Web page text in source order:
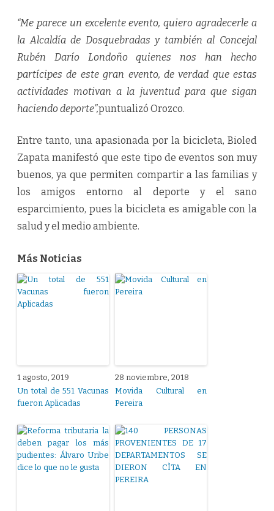
“Me parece un excelente evento, quiero agradecerle a
la Alcaldía de Dosquebradas y también al Concejal
Rubén Darío Londoño quienes nos han hecho
partícipes de este gran evento, de verdad que estas
actividades motivan a la juventud para que sigan
haciendo deporte”,puntualizó Orozco.
Entre tanto, una apasionada por la bicicleta, Bioled
Zapata manifestó que este tipo de eventos son muy
buenos, ya que permiten compartir a las familias y
los amigos entorno al deporte y el sano
esparcimiento, pues la bicicleta es amigable con la
salud y el medio ambiente.
Más Noticias
1 agosto, 2019
Un total de 551 Vacunas
fueron Aplicadas
28 noviembre, 2018
Movida Cultural en
Pereira